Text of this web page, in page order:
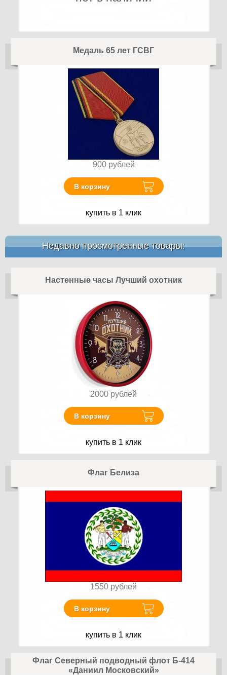
Медаль 65 лет ГСВГ
900 рублей
В корзину
купить в 1 клик
Недавно просмотренные товары:
Настенные часы Лучший охотник
2000 рублей
В корзину
купить в 1 клик
Флаг Белиза
1550 рублей
В корзину
купить в 1 клик
Флаг Северный подводный флот Б-414
«Даниил Московский»